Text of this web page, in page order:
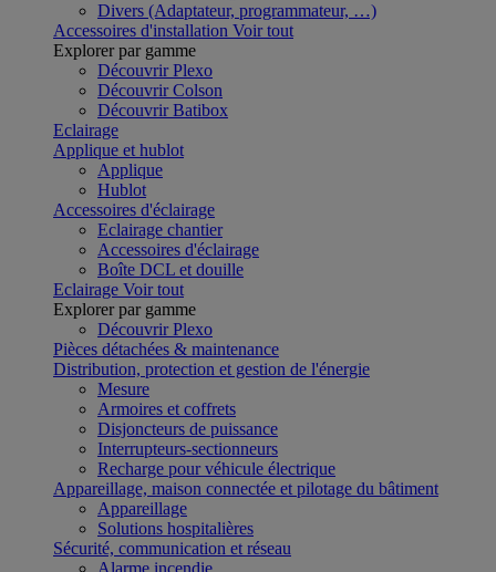
Divers (Adaptateur, programmateur, …)
Accessoires d'installation Voir tout
Explorer par gamme
Découvrir Plexo
Découvrir Colson
Découvrir Batibox
Eclairage
Applique et hublot
Applique
Hublot
Accessoires d'éclairage
Eclairage chantier
Accessoires d'éclairage
Boîte DCL et douille
Eclairage Voir tout
Explorer par gamme
Découvrir Plexo
Pièces détachées & maintenance
Distribution, protection et gestion de l'énergie
Mesure
Armoires et coffrets
Disjoncteurs de puissance
Interrupteurs-sectionneurs
Recharge pour véhicule électrique
Appareillage, maison connectée et pilotage du bâtiment
Appareillage
Solutions hospitalières
Sécurité, communication et réseau
Alarme incendie